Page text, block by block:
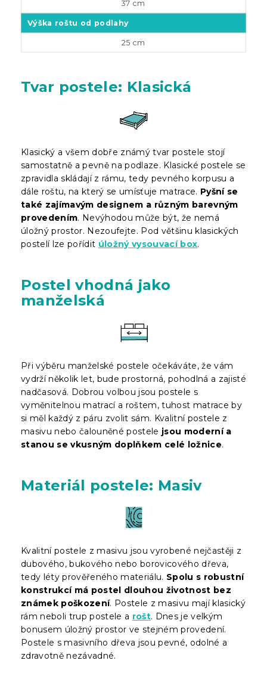
37 cm
Výška roštu od podlahy
25 cm
Tvar postele: Klasická
Klasický a všem dobře známý tvar postele stojí
samostatně a pevně na podlaze. Klasické postele se
zpravidla skládají z rámu, tedy pevného korpusu a
dále roštu, na který se umísťuje matrace. Pyšní se
také zajímavým designem a různým barevným
provedením. Nevýhodou může být, že nemá
úložný prostor. Nezoufejte. Pod většinu klasických
postelí lze pořídit úložný vysouvací box.
Postel vhodná jako
manželská
Při výběru manželské postele očekáváte, že vám
vydrží několik let, bude prostorná, pohodlná a zajisté
nadčasová. Dobrou volbou jsou postele s
vyměnitelnou matrací a roštem, tuhost matrace by
si měl každý z páru zvolit sám. Kvalitní postele z
masivu nebo čalouněné postele jsou moderní a
stanou se vkusným doplňkem celé ložnice.
Materiál postele: Masiv
Kvalitní postele z masivu jsou vyrobené nejčastěji z
dubového, bukového nebo borovicového dřeva,
tedy léty prověřeného materiálu. Spolu s robustní
konstrukcí má postel dlouhou životnost bez
známek poškození. Postele z masivu mají klasický
rám neboli trup postele a rošt. Dnes je velkým
bonusem úložný prostor ve stejném provedení.
Postele s masivního dřeva jsou pevné, odolné a
zdravotně nezávadné.